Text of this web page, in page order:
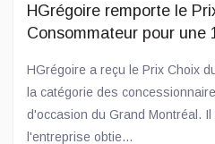
HGrégoire remporte le
Consommateur pour une
HGrégoire a reçu le Prix Choix
la catégorie des
d'occasion du Grand Montréal.
l'entreprise obtie...